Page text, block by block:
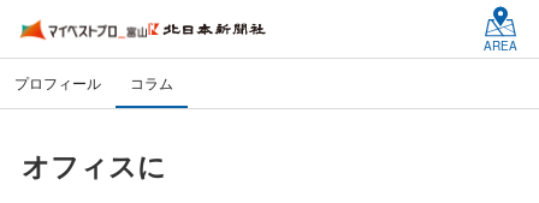
AREA
プロフィール コラム
オフィスに